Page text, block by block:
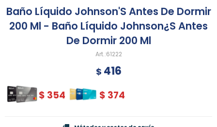
Baño Líquido Johnson'S Antes De Dormir
200 Ml - Baño Líquido Johnson¿S Antes
De Dormir 200 Ml
61222
$ 416
$ 354 $ 374